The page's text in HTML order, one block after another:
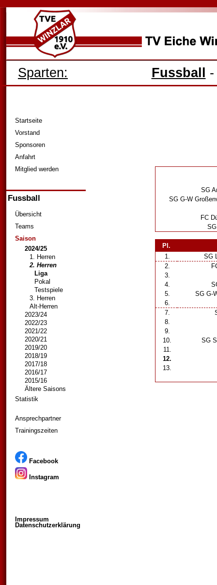
Sparten: Fussball
Startseite
Vorstand
Sponsoren
Anfahrt
Mitglied werden
Fussball
Übersicht
Teams
Saison
2024/25
1. Herren
2. Herren
Liga
Pokal
Testspiele
3. Herren
Alt-Herren
2023/24
2022/23
2021/22
2020/21
2019/20
2018/19
2017/18
2016/17
2015/16
Ältere Saisons
Statistik
Ansprechpartner
Trainingszeiten
Facebook
Instagram
Impressum
Datenschutzerklärung
SG
SG G-W
FC
Pl.
1.
SG
2.
3.
4.
5.
SG G-
6.
7.
8.
9.
10.
SG
11.
12.
13.